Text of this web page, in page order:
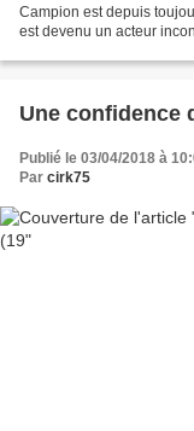
Campion est depuis
est devenu un acteur
Une confidence
Publié le 03/04/2018 à
Par cirk75